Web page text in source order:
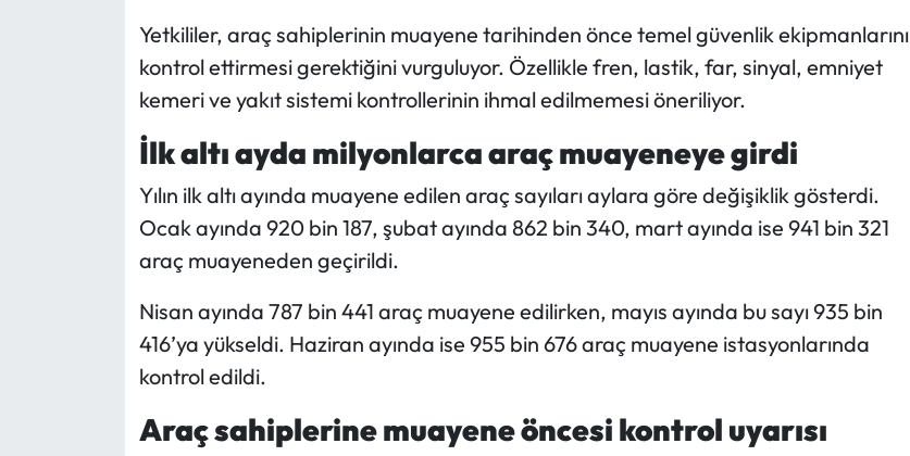
Yetkililer, araç sahiplerinin muayene tarihinden önce temel güvenlik ekipmanlarını
kontrol ettirmesi gerektiğini vurguluyor. Özellikle fren, lastik, far, sinyal, emniyet
kemeri ve yakıt sistemi kontrollerinin ihmal edilmemesi öneriliyor.
İlk altı ayda milyonlarca araç muayeneye girdi
Yılın ilk altı ayında muayene edilen araç sayıları aylara göre değişiklik gösterdi.
Ocak ayında 920 bin 187, şubat ayında 862 bin 340, mart ayında ise 941 bin 321
araç muayeneden geçirildi.
Nisan ayında 787 bin 441 araç muayene edilirken, mayıs ayında bu sayı 935 bin
416’ya yükseldi. Haziran ayında ise 955 bin 676 araç muayene istasyonlarında
kontrol edildi.
Araç sahiplerine muayene öncesi kontrol uyarısı